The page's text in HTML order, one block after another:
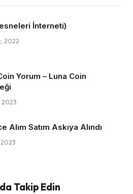
İnterneti)
2022
Yorum – Luna Coin
2023
Alım Satım Askıya Alındı
Takip Edin